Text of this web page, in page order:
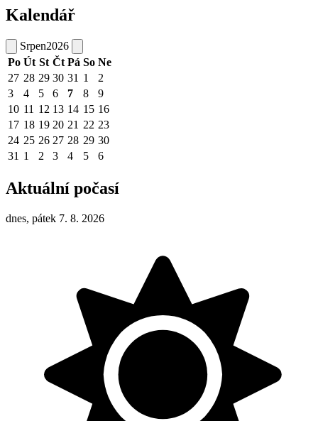
Kalendář
Srpen2026
Po Út St Čt Pá So Ne
27 28 29 30 31 1
2
3
4 5 6 7 8
9
10 11 12 13 14 15 16
17 18 19 20 21 22 23
24 25 26 27 28 29 30
31 1 2 3 4 5 6
Aktuální počasí
dnes, pátek 7. 8. 2026